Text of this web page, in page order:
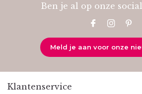
Ben je al op onze
Meld je aan voor onze
Klantenservice